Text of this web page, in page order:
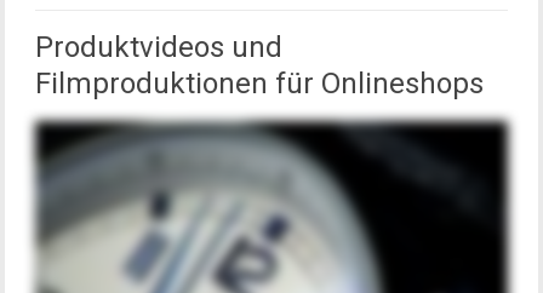
Produktvideos und
Filmproduktionen für Onlineshops